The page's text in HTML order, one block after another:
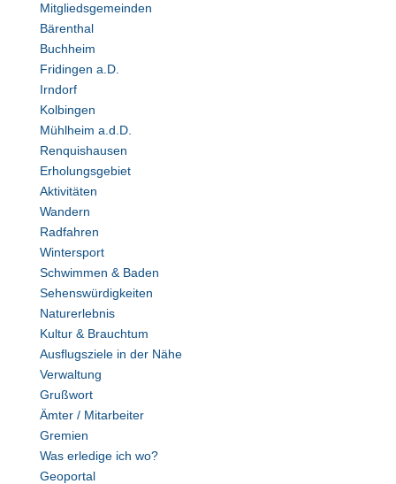
Mitgliedsgemeinden
Bärenthal
Buchheim
Fridingen a.D.
Irndorf
Kolbingen
Mühlheim a.d.D.
Renquishausen
Erholungsgebiet
Aktivitäten
Wandern
Radfahren
Wintersport
Schwimmen & Baden
Sehenswürdigkeiten
Naturerlebnis
Kultur & Brauchtum
Ausflugsziele in der Nähe
Verwaltung
Grußwort
Ämter / Mitarbeiter
Gremien
Was erledige ich wo?
Geoportal